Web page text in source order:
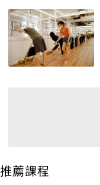
推薦課程